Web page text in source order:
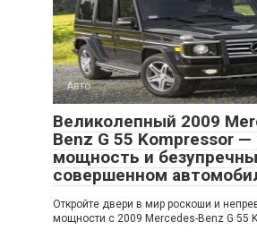
Авто
Великолепный 2009
Benz G 55 Kompressor
мощность и
совершенном
Откройте двери в мир роскоши и
мощности с 2009 Mercedes-Benz G 55